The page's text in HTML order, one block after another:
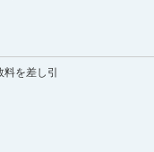
を差し引